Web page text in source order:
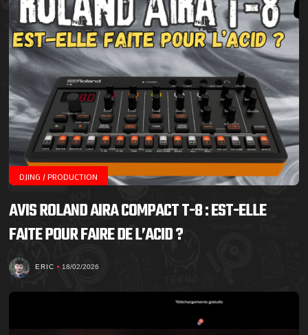
DJING / PRODUCTION
AVIS ROLAND AIRA COMPACT T-8 : EST-ELLE
FAITE POUR FAIRE DE L’ACID ?
ERIC 18/02/2026